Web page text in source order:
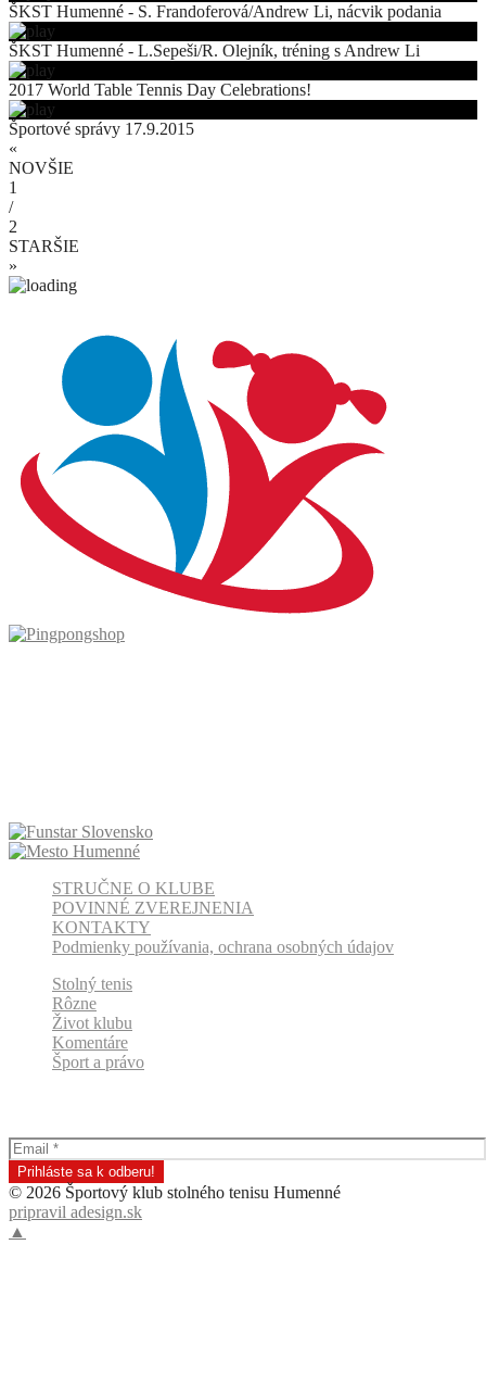
ŠKST Humenné - S. Frandoferová/Andrew Li, nácvik podania
ŠKST Humenné - L.Sepeši/R. Olejník, tréning s Andrew Li
2017 World Table Tennis Day Celebrations!
Športové správy 17.9.2015
«
NOVŠIE
1
/
2
STARŠIE
»
STRUČNE O KLUBE
POVINNÉ ZVEREJNENIA
KONTAKTY
Podmienky používania, ochrana osobných údajov
Stolný tenis
Rôzne
Život klubu
Komentáre
Šport a právo
© 2026 Športový klub stolného tenisu Humenné
pripravil adesign.sk
▲